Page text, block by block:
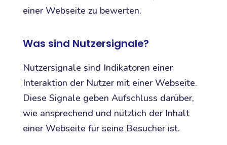
einer Webseite zu bewerten.
Was sind Nutzersignale?
Nutzersignale sind Indikatoren einer
Interaktion der Nutzer mit einer Webseite.
Diese Signale geben Aufschluss darüber,
wie ansprechend und nützlich der Inhalt
einer Webseite für seine Besucher ist.